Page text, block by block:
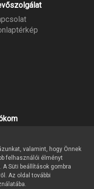
valamint, hogy Önnek
felhasználói élményt
Süti beállítások gombra
Az oldal további